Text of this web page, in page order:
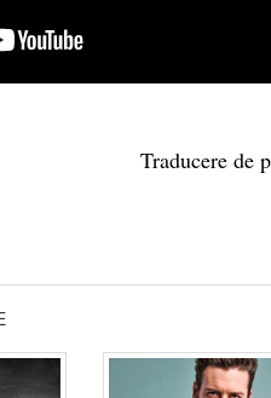
Traducere de